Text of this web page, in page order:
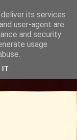
its services
user-agent are
and security
usage
IT